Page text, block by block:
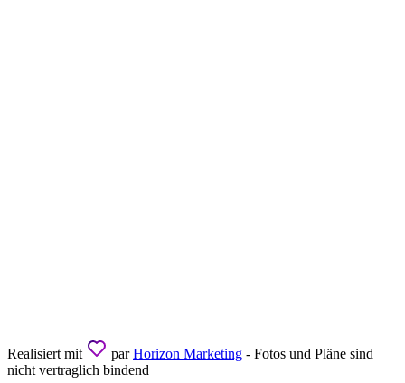
Realisiert mit parHorizon Marketing - Fotos und Pläne sind
nicht vertraglich bindend